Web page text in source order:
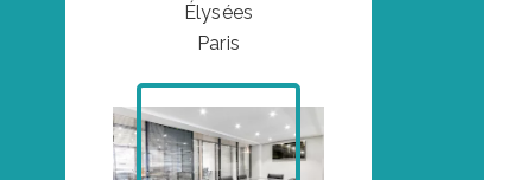
Élysées
Paris